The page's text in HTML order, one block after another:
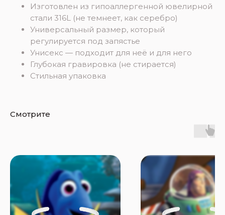
Изготовлен из гипоаллергенной ювелирной
стали 316L (не темнеет, как серебро)
Универсальный размер, который
регулируется под запястье
Унисекс — подходит для неё и для него
Глубокая гравировка (не стирается)
Стильная упаковка
Смотрите